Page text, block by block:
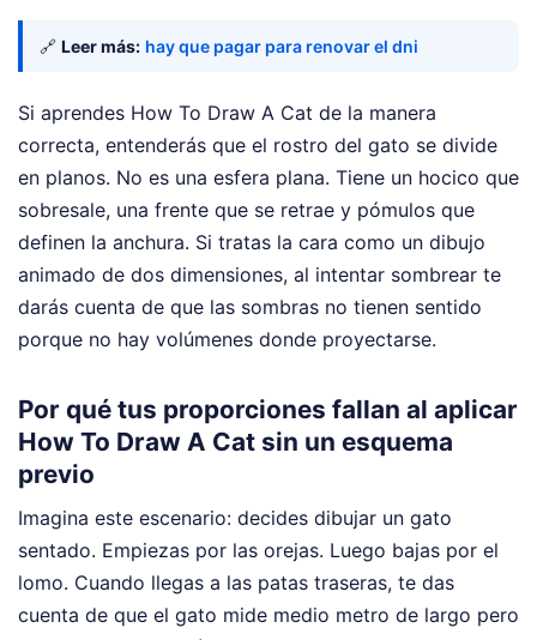
🔗 Leer más: hay que pagar para renovar el dni
Si aprendes How To Draw A Cat de la manera
correcta, entenderás que el rostro del gato se divide
en planos. No es una esfera plana. Tiene un hocico que
sobresale, una frente que se retrae y pómulos que
definen la anchura. Si tratas la cara como un dibujo
animado de dos dimensiones, al intentar sombrear te
darás cuenta de que las sombras no tienen sentido
porque no hay volúmenes donde proyectarse.
Por qué tus proporciones fallan al aplicar
How To Draw A Cat sin un esquema
previo
Imagina este escenario: decides dibujar un gato
sentado. Empiezas por las orejas. Luego bajas por el
lomo. Cuando llegas a las patas traseras, te das
cuenta de que el gato mide medio metro de largo pero